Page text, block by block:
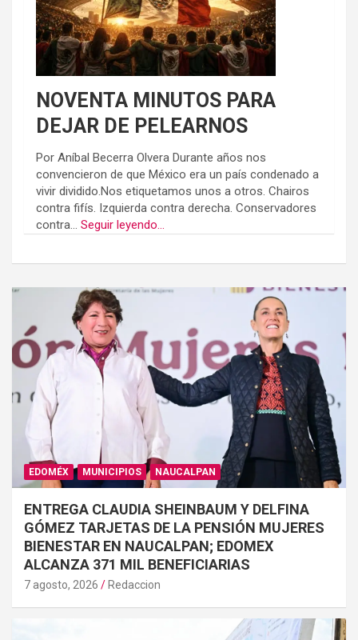
NOVENTA MINUTOS PARA
DEJAR DE PELEARNOS
Por Aníbal Becerra Olvera Durante años nos
convencieron de que México era un país condenado a
vivir dividido.Nos etiquetamos unos a otros. Chairos
contra fifís. Izquierda contra derecha. Conservadores
contra... Seguir leyendo...
EDOMÉX MUNICIPIOS NAUCALPAN
ENTREGA CLAUDIA SHEINBAUM Y DELFINA
GÓMEZ TARJETAS DE LA PENSIÓN MUJERES
BIENESTAR EN NAUCALPAN; EDOMEX
ALCANZA 371 MIL BENEFICIARIAS
7 agosto, 2026 Redaccion